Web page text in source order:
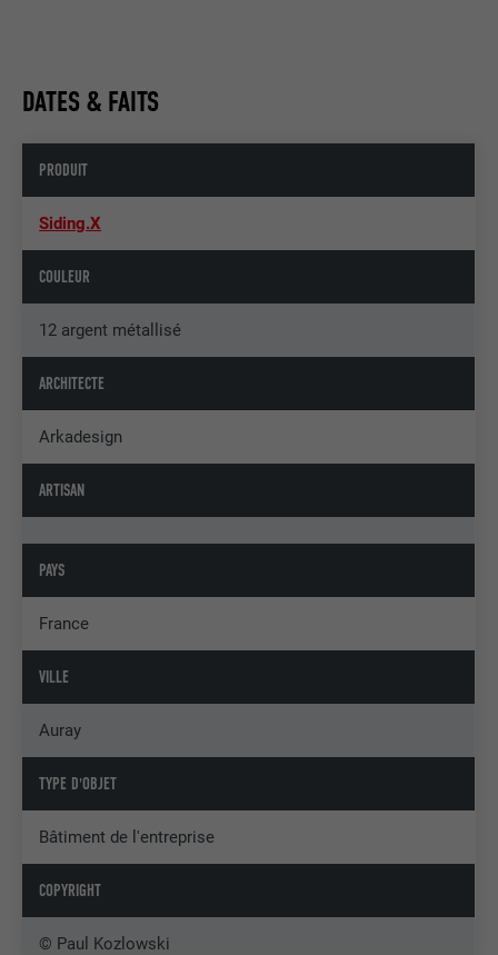
DATES & FAITS
PRODUIT
Siding.X
COULEUR
12 argent métallisé
ARCHITECTE
Arkadesign
ARTISAN
PAYS
France
VILLE
Auray
TYPE D'OBJET
Bâtiment de l'entreprise
COPYRIGHT
© Paul Kozlowski